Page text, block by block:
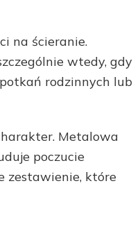
na ścieranie.
wtedy, gdy
rodzinnych lub
Metalowa
poczucie
zestawienie, które